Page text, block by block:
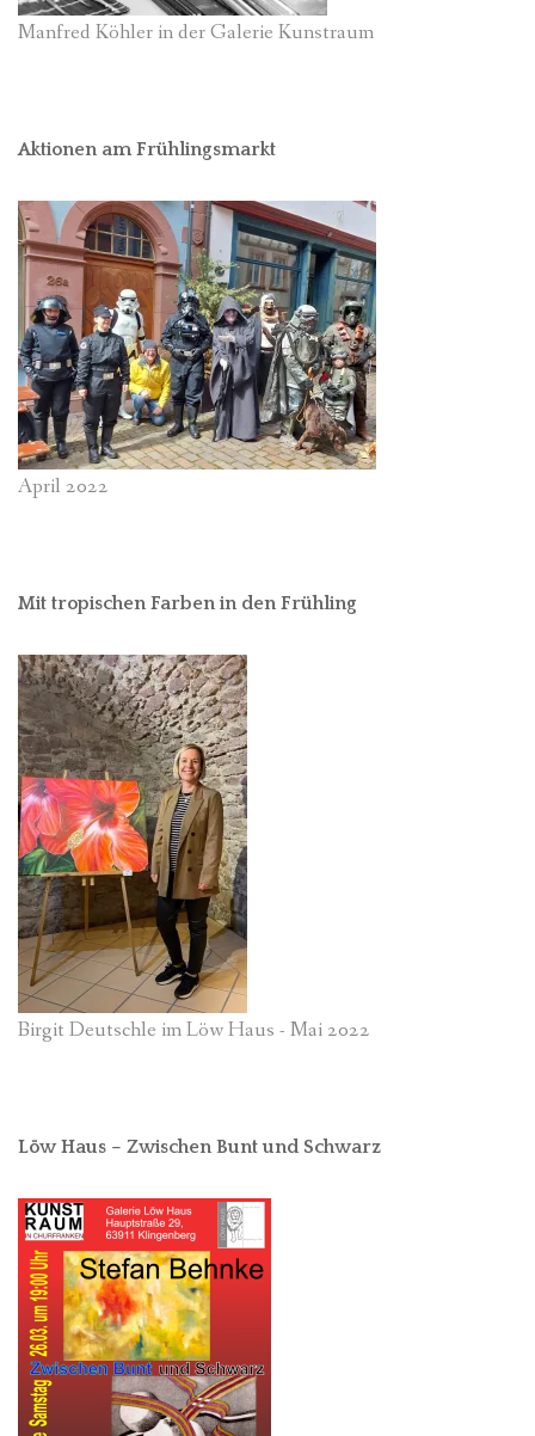
Manfred Köhler in der Galerie Kunstraum
Aktionen am Frühlingsmarkt
April 2022
Mit tropischen Farben in den Frühling
Birgit Deutschle im Löw Haus - Mai 2022
Löw Haus – Zwischen Bunt und Schwarz